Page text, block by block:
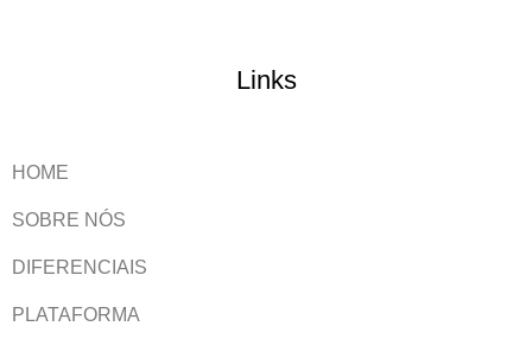
Links
HOME
SOBRE NÓS
DIFERENCIAIS
PLATAFORMA